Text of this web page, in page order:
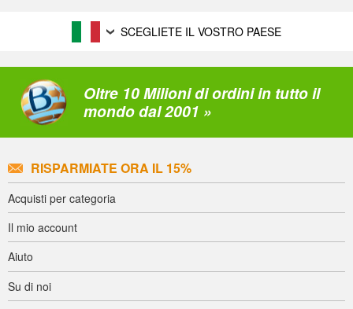
SCEGLIETE IL VOSTRO PAESE
Oltre 10 Milioni di ordini in tutto il
mondo dal 2001 »
RISPARMIATE ORA IL 15%
Acquisti per categoria
Il mio account
Aiuto
Su di noi